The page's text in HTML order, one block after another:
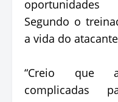
Segundo o
a vida do
“Creio que
complicadas